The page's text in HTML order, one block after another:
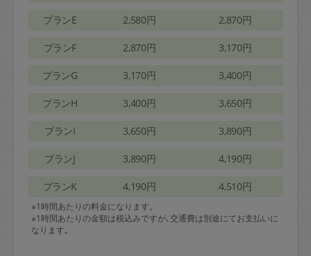
プランE 2,580円 2,870円
プランF 2,870円 3,170円
プランG 3,170円 3,400円
プランH 3,400円 3,650円
プランI 3,650円 3,890円
プランJ 3,890円 4,190円
プランK 4,190円 4,510円
※1時間あたりの料金になります。
※1時間あたりの金額は税込みですが､交通費は別途にてお支払いに
なります｡